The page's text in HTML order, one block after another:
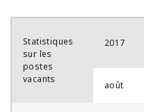
Statistiques
sur les
postes
vacants
2017
août